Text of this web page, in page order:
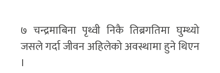
७ चन्द्रमाबिना पृथ्वी निकै तिब्रगतिमा घुम्थ्यो
जसले गर्दा जीवन अहिलेको अवस्थामा हुने थिएन
।